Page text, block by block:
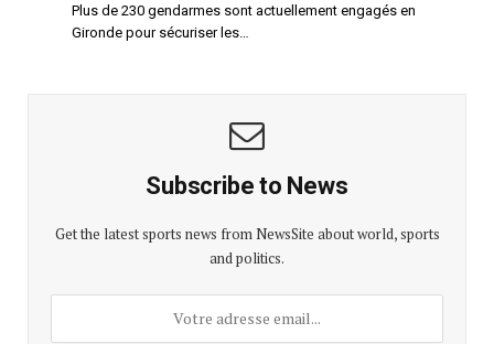
Plus de 230 gendarmes sont actuellement engagés en
Gironde pour sécuriser les…
Subscribe to News
Get the latest sports news from NewsSite about world, sports
and politics.